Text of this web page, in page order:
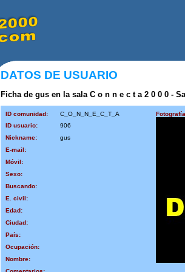
DATOS DE USUARIO
Ficha de gus en la sala C o n n e c t a 2 0 0 0 -
ID comunidad: C_O_N_N_E_C_T_A
ID usuario:
906
Nickname:
gus
E-mail:
Móvil:
Sexo:
Buscando:
E. civil:
Edad:
Ciudad:
País:
Ocupación:
Nombre: